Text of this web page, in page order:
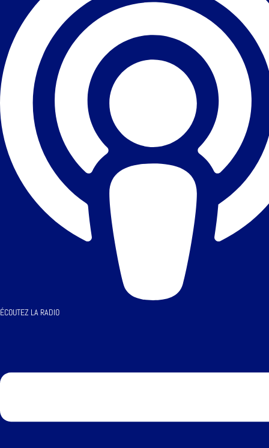
ÉCOUTEZ LA RADIO